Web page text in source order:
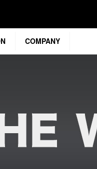
COMPANY